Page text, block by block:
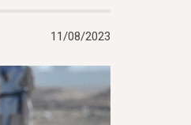
11/08/2023